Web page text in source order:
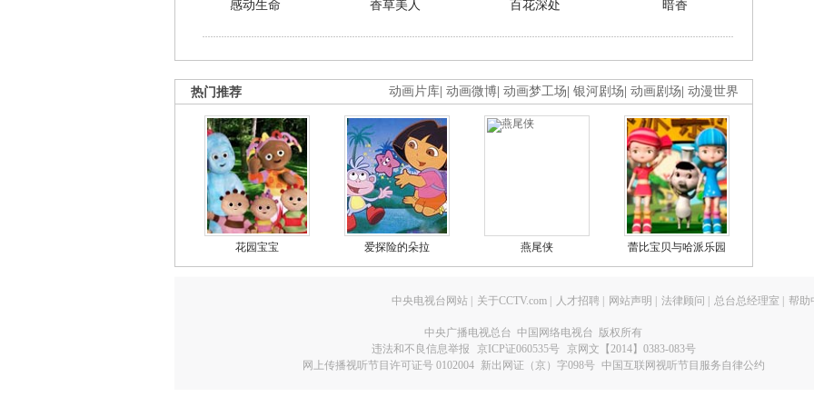
感动生命 香草美人 百花深处 暗香
动画片库 动画微博 动画梦工场 银河剧场 动画剧场 动漫世界
热门推荐
花园宝宝 爱探险的朵拉 燕尾侠 蕾比宝贝与哈派乐园
中央电视台网站 关于CCTV.com 人才招聘 网站声明 法律顾问 总台总经理室 帮助
中央广播电视总台 中国网络电视台 版权所有
违法和不良信息举报
京ICP证060535号
京网文【2014】0383-083号
网上传播视听节目许可证号 0102004 新出网证（京）字098号 中国互联网视听节目服务自律公约